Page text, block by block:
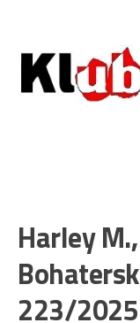
to
content
Harley
223/2025